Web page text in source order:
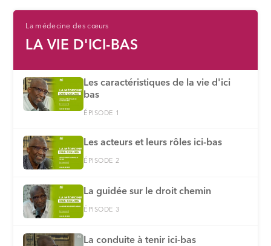
La médecine des cœurs
LA VIE D'ICI-BAS
Les caractéristiques de la vie d'ici
bas
ÉPISODE 1
Les acteurs et leurs rôles ici-bas
ÉPISODE 2
La guidée sur le droit chemin
ÉPISODE 3
La conduite à tenir ici-bas